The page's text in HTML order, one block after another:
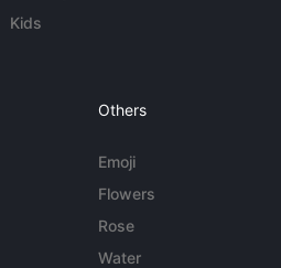
Kids
Others
Emoji
Flowers
Rose
Water